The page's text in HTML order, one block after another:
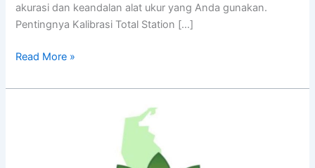
akurasi dan keandalan alat ukur yang Anda gunakan.
Pentingnya Kalibrasi Total Station […]
Read More »